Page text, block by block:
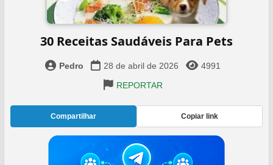
30 Receitas Saudáveis Para Pets
Pedro 28 de abril de 2026
4991
REPORTAR
Compartilhar Copiar link